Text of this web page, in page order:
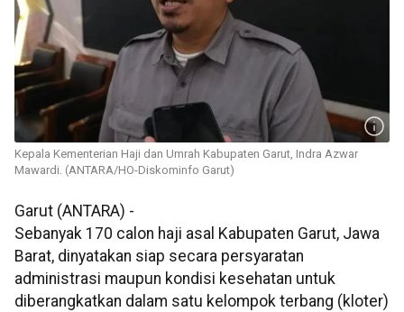
Kepala Kementerian Haji dan Umrah Kabupaten Garut, Indra Azwar
Mawardi. (ANTARA/HO-Diskominfo Garut)
Garut (ANTARA) -
Sebanyak 170 calon haji asal Kabupaten Garut, Jawa
Barat, dinyatakan siap secara persyaratan
administrasi maupun kondisi kesehatan untuk
diberangkatkan dalam satu kelompok terbang (kloter)